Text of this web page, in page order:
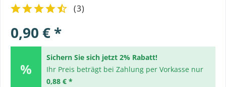
(3)
0,90 € *
Sichern Sie sich jetzt 2% Rabatt!
Ihr Preis beträgt bei Zahlung per Vorkasse nur
0,88 € *